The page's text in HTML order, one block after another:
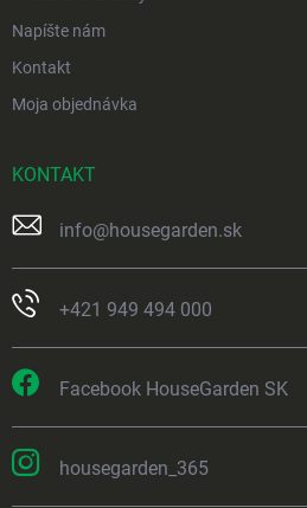
Napíšte nám
Kontakt
Moja objednávka
KONTAKT
info@housegarden.sk
+421 949 494 000
Facebook HouseGarden SK
housegarden_365